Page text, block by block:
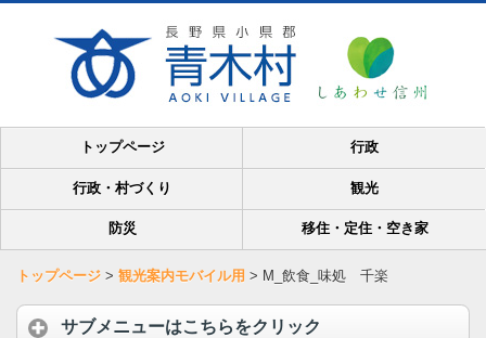
トップページ 行政
行政・村づくり 観光
防災 移住・定住・空き家
トップページ > 観光案内モバイル用 > M_飲食_味処 千楽
サブメニューはこちらをクリック